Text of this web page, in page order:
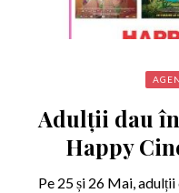
Adulții dau
Happy
Pe 25 și 26 Mai,